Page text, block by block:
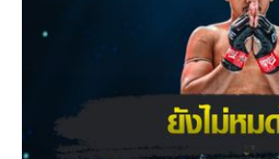
นาบิล vs ซุปเปอร์เล็ก
“ช่วงที่ผ่านมา ผมแทบจะหายไปจา